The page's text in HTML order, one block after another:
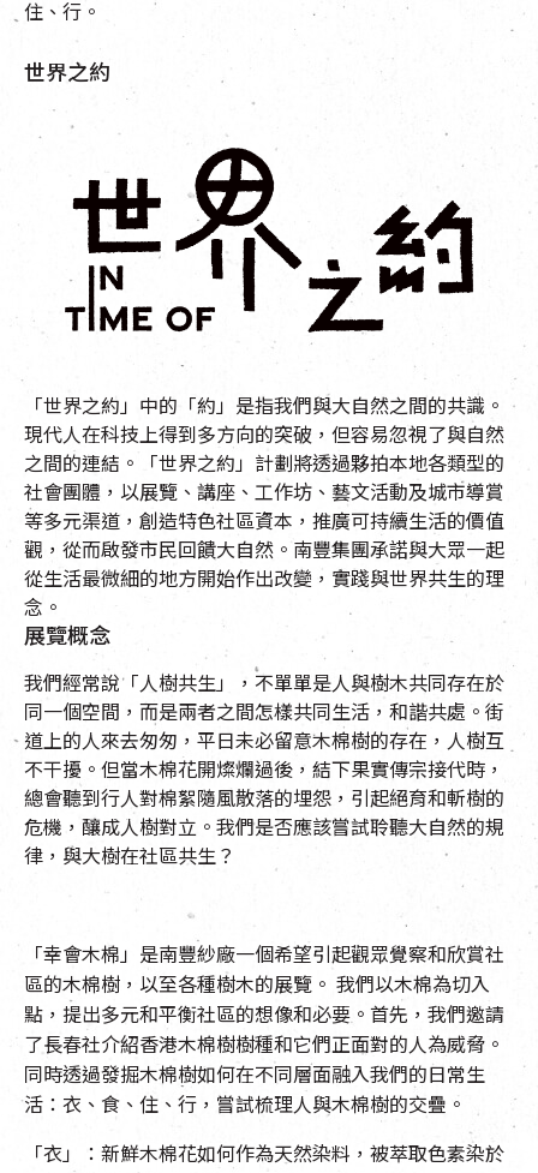
住、行。
世界之約
「世界之約」中的「約」是指我們與大自然之間的共識。
現代人在科技上得到多方向的突破，但容易忽視了與自然
之間的連結。「世界之約」計劃將透過夥拍本地各類型的
社會團體，以展覽、講座、工作坊、藝文活動及城市導賞
等多元渠道，創造特色社區資本，推廣可持續生活的價值
觀，從而啟發市民回饋大自然。南豐集團承諾與大眾一起
從生活最微細的地方開始作出改變，實踐與世界共生的理
念。
展覽概念
我們經常說「人樹共生」，不單單是人與樹木共同存在於
同一個空間，而是兩者之間怎樣共同生活，和諧共處。街
道上的人來去匆匆，平日未必留意木棉樹的存在，人樹互
不干擾。但當木棉花開燦爛過後，結下果實傳宗接代時，
總會聽到行人對棉絮隨風散落的埋怨，引起絕育和斬樹的
危機，釀成人樹對立。我們是否應該嘗試聆聽大自然的規
律，與大樹在社區共生？
「幸會木棉」是南豐紗廠一個希望引起觀眾覺察和欣賞社
區的木棉樹，以至各種樹木的展覽。 我們以木棉為切入
點，提出多元和平衡社區的想像和必要。首先，我們邀請
了長春社介紹香港木棉樹樹種和它們正面對的人為威脅。
同時透過發掘木棉樹如何在不同層面融入我們的日常生
活：衣、食、住、行，嘗試梳理人與木棉樹的交疊。
「衣」：新鮮木棉花如何作為天然染料，被萃取色素染於